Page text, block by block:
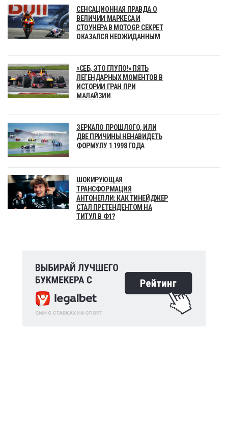
СЕНСАЦИОННАЯ ПРАВДА О
ВЕЛИЧИИ МАРКЕСА И
СТОУНЕРА В MOTOGP. СЕКРЕТ
ОКАЗАЛСЯ НЕОЖИДАННЫМ
«СЕБ, ЭТО ГЛУПО!» ПЯТЬ
ЛЕГЕНДАРНЫХ МОМЕНТОВ В
ИСТОРИИ ГРАН ПРИ
МАЛАЙЗИИ
ЗЕРКАЛО ПРОШЛОГО, ИЛИ
ДВЕ ПРИЧИНЫ НЕНАВИДЕТЬ
ФОРМУЛУ 1 1998 ГОДА
ШОКИРУЮЩАЯ
ТРАНСФОРМАЦИЯ
АНТОНЕЛЛИ: КАК ТИНЕЙДЖЕР
СТАЛ ПРЕТЕНДЕНТОМ НА
ТИТУЛ В Ф1?